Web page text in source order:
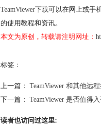
TeamViewer下载可以在网上或手
的使用教程和资讯。
本文为原创，转载请注明网址：
标签：
上一篇：
TeamViewer 和其他远
下一篇：
TeamViewer 是否值得入
读者也访问过这里: